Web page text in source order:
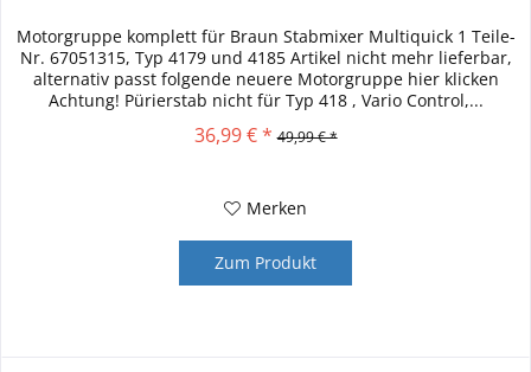
Motorgruppe komplett für Braun Stabmixer Multiquick 1 Teile-
Nr. 67051315, Typ 4179 und 4185 Artikel nicht mehr lieferbar,
alternativ passt folgende neuere Motorgruppe hier klicken
Achtung! Pürierstab nicht für Typ 418 , Vario Control,...
36,99 € * 49,99 € *
Merken
Zum Produkt